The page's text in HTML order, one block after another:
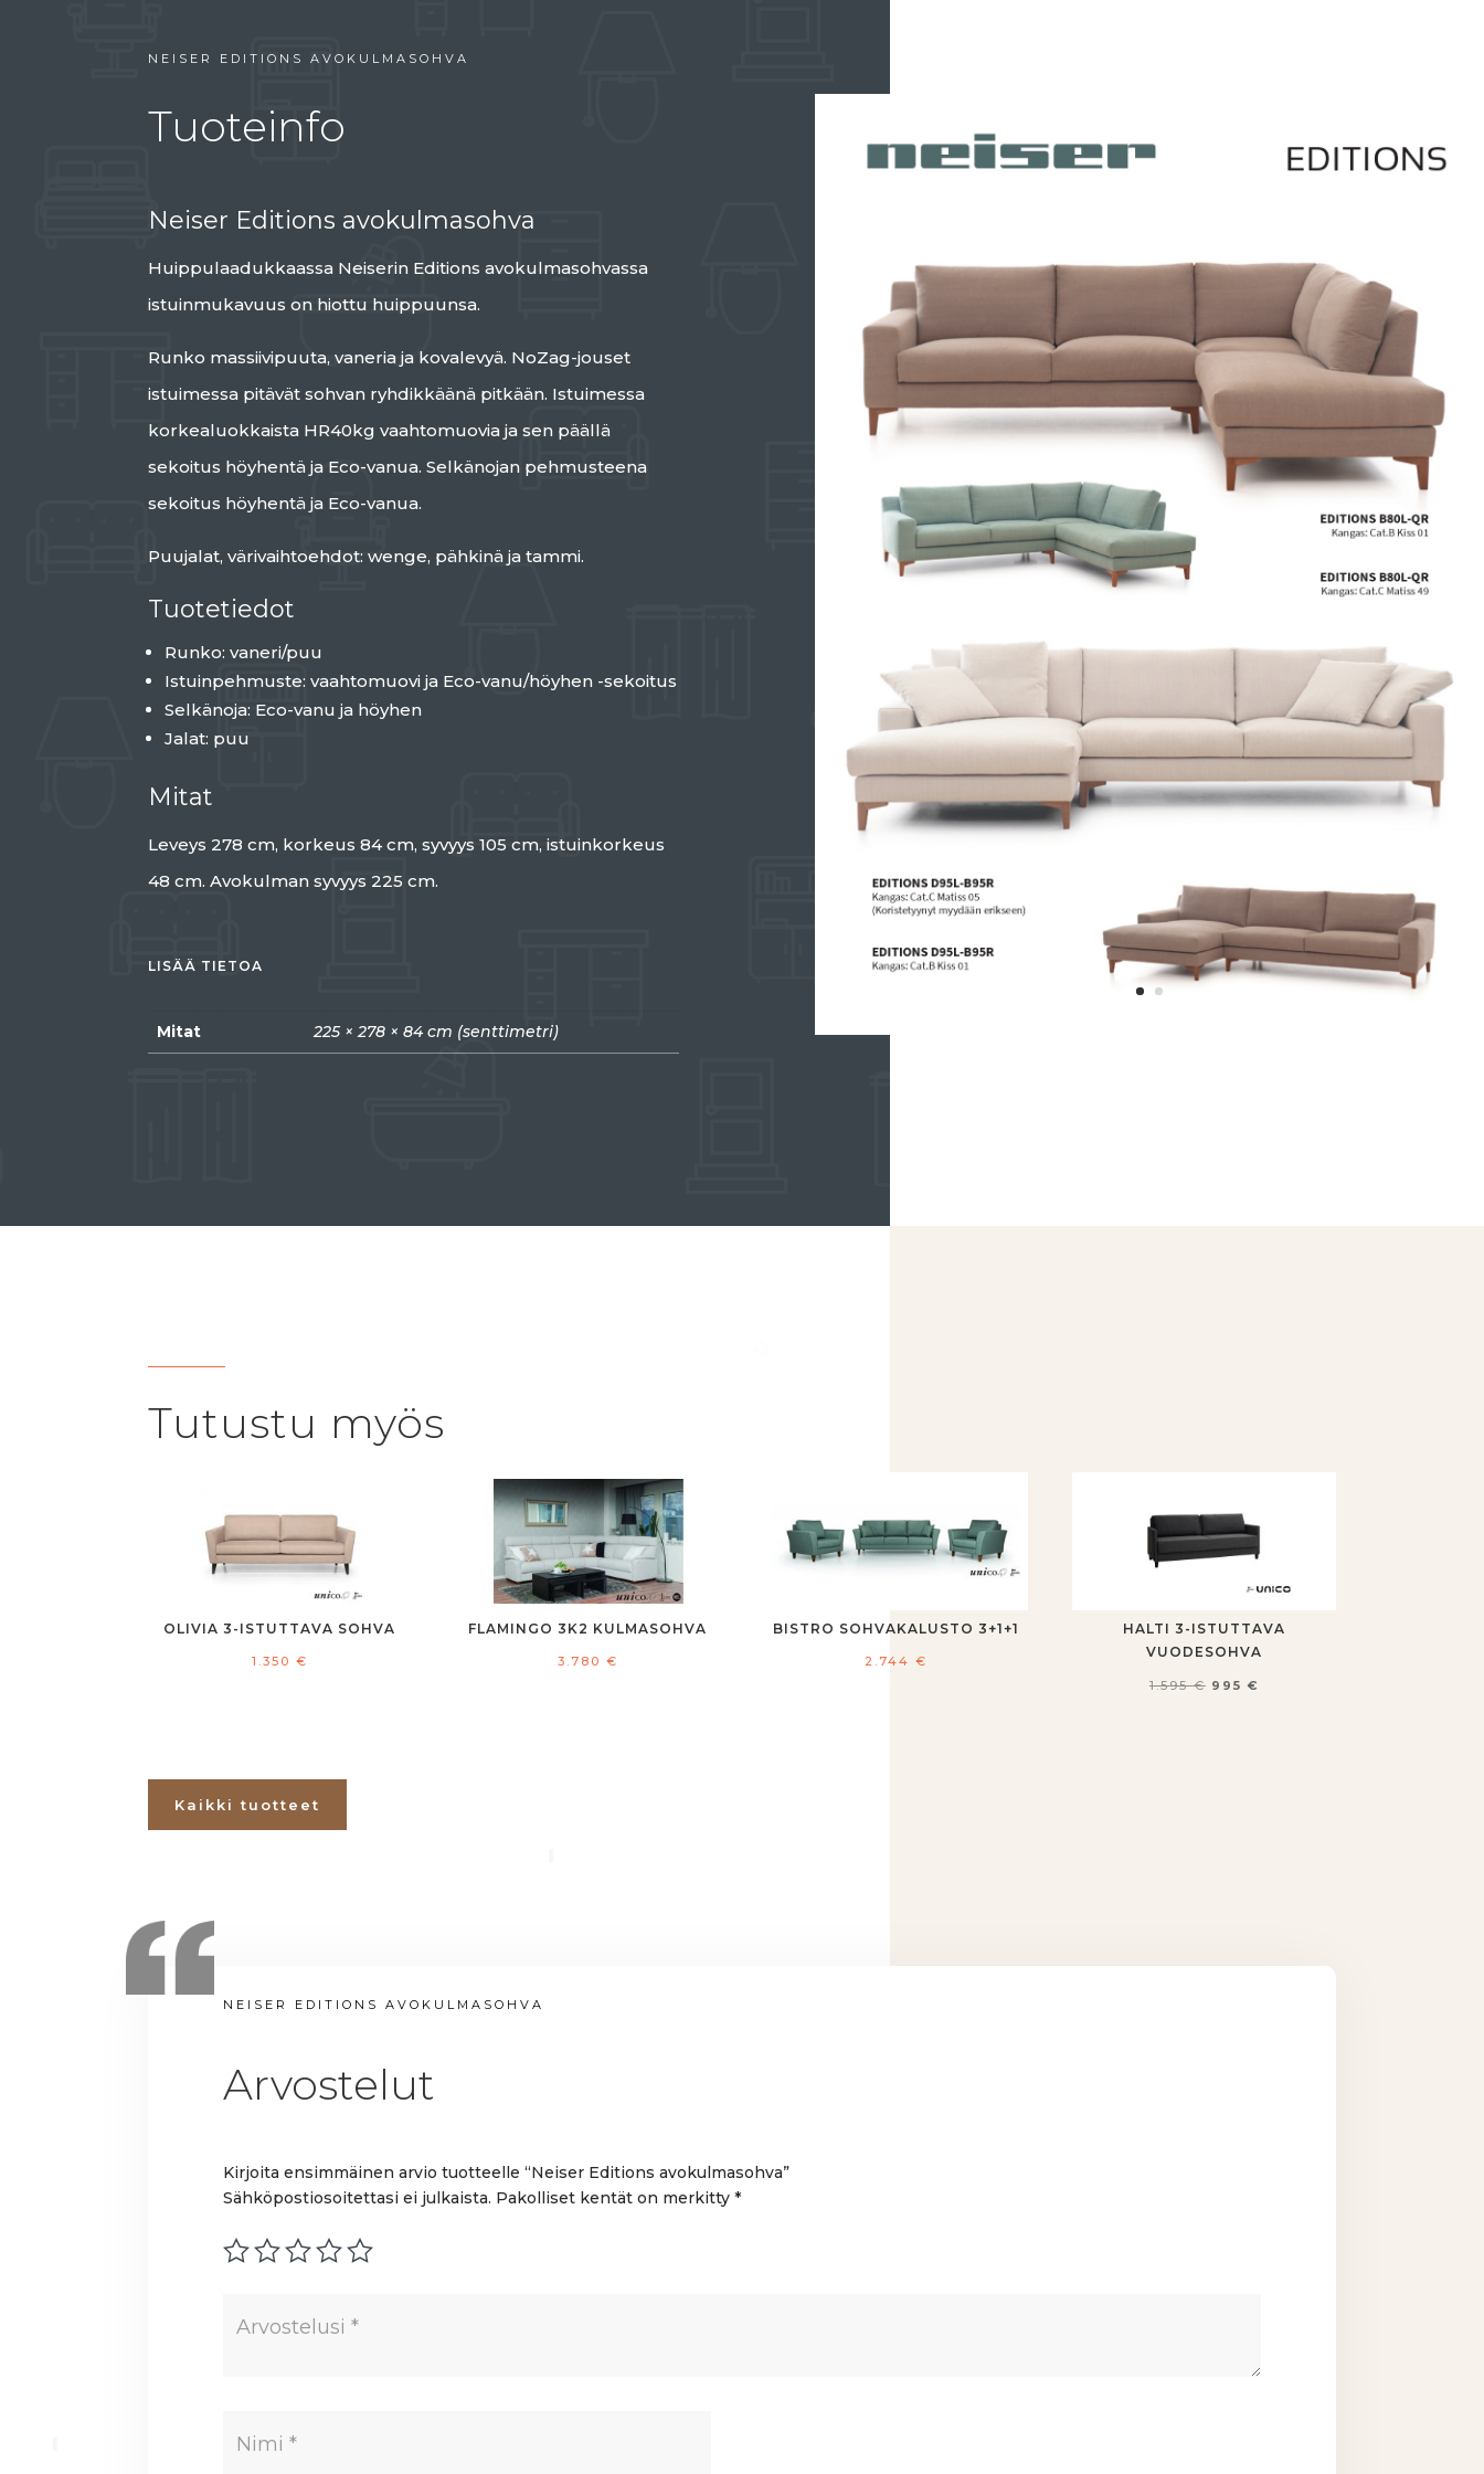
NEISER EDITIONS AVOKULMASOHVA
Tuoteinfo
Neiser Editions avokulmasohva
Huippulaadukkaassa Neiserin Editions avokulmasohvassa
istuinmukavuus on hiottu huippuunsa.
Runko massiivipuuta, vaneria ja kovalevyä. NoZag-jouset
istuimessa pitävät sohvan ryhdikkäänä pitkään. Istuimessa
korkealuokkaista HR40kg vaahtomuovia ja sen päällä
sekoitus höyhentä ja Eco-vanua. Selkänojan pehmusteena
sekoitus höyhentä ja Eco-vanua.
Puujalat, värivaihtoehdot: wenge, pähkinä ja tammi.
Tuotetiedot
Runko: vaneri/puu
Istuinpehmuste: vaahtomuovi ja Eco-vanu/höyhen -sekoitus
Selkänoja: Eco-vanu ja höyhen
Jalat: puu
Mitat
Leveys 278 cm, korkeus 84 cm, syvyys 105 cm, istuinkorkeus
48 cm. Avokulman syvyys 225 cm.
LISÄÄ TIETOA
Mitat 225 × 278 × 84 cm (senttimetri)
Tutustu myös
OLIVIA 3-ISTUTTAVA SOHVA
1.350 €
FLAMINGO 3K2 KULMASOHVA
3.780 €
BISTRO SOHVAKALUSTO 3+1+1
2.744 €
HALTI 3-ISTUTTAVA
VUODESOHVA
Alkuperäinen
995 €
Kaikki tuotteet
NEISER EDITIONS AVOKULMASOHVA
Arvostelut
Kirjoita ensimmäinen arvio tuotteelle “Neiser Editions avokulmasohva”
Sähköpostiosoitettasi ei julkaista. Pakolliset kentät on merkitty *